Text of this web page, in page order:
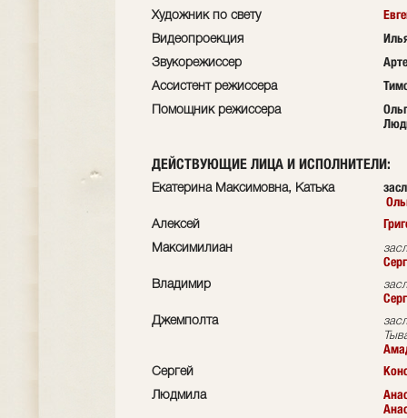
Художник по свету
Видеопроекция
Звукорежиссер
Ассистент режиссера
Помощник режиссера
ДЕЙСТВУЮЩИЕ ЛИЦА И ИСПОЛНИТЕЛИ:
Екатерина Максимовна, Катька
Алексей
Максимилиан
Владимир
Джемполта
Сергей
Людмила